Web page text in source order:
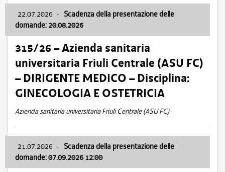
22.07.2026 - Scadenza della presentazione delle
domande: 20.08.2026
315/26 – Azienda sanitaria
universitaria Friuli Centrale (ASU FC)
– DIRIGENTE MEDICO – Disciplina:
GINECOLOGIA E OSTETRICIA
Azienda sanitaria universitaria Friuli Centrale (ASU FC)
21.07.2026 - Scadenza della presentazione delle
domande: 07.09.2026 12:00